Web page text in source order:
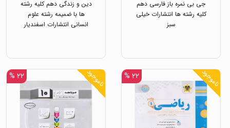
جی بی نمره باز فارسی دهم
کلیه رشته ها انتشارات خیلی
سبز
دین و زندگی دهم کلیه رشته
ها با ضمیمه رشته علوم
انسانی انتشارات اسفندیار
ناموجود ۲۲ % ناموجود ۲۲ %